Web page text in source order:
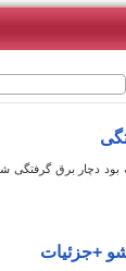
بود دچار برق
+جزئیات